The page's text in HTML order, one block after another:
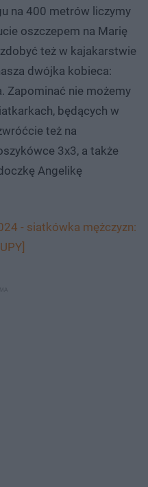
na 400 metrów liczymy
oszczepem na Marię
też w kajakarstwie
dwójka kobieca:
Zapominać nie możemy
będących w
też na
3x3, a także
Angelikę
- siatkówka mężczyzn: